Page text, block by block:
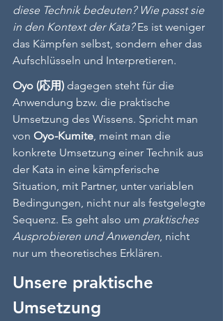
diese Technik bedeuten? Wie passt sie
in den Kontext der Kata? Es ist weniger
das Kämpfen selbst, sondern eher das
Aufschlüsseln und Interpretieren.
Oyo (応用) dagegen steht für die
Anwendung bzw. die praktische
Umsetzung des Wissens. Spricht man
von Oyo-Kumite , meint man die
konkrete Umsetzung einer Technik aus
der Kata in eine kämpferische
Situation, mit Partner, unter variablen
Bedingungen, nicht nur als festgelegte
Sequenz. Es geht also um praktisches
Ausprobieren und Anwenden , nicht
nur um theoretisches Erklären.
Unsere praktische
Umsetzung